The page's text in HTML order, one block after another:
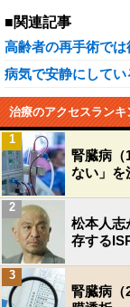
■関連記事
高齢者の再手術で
病気で安静にして
治療のアクセスランキ
腎臓病（
ない」を
1
松本人志
存する
2
腎臓病
3